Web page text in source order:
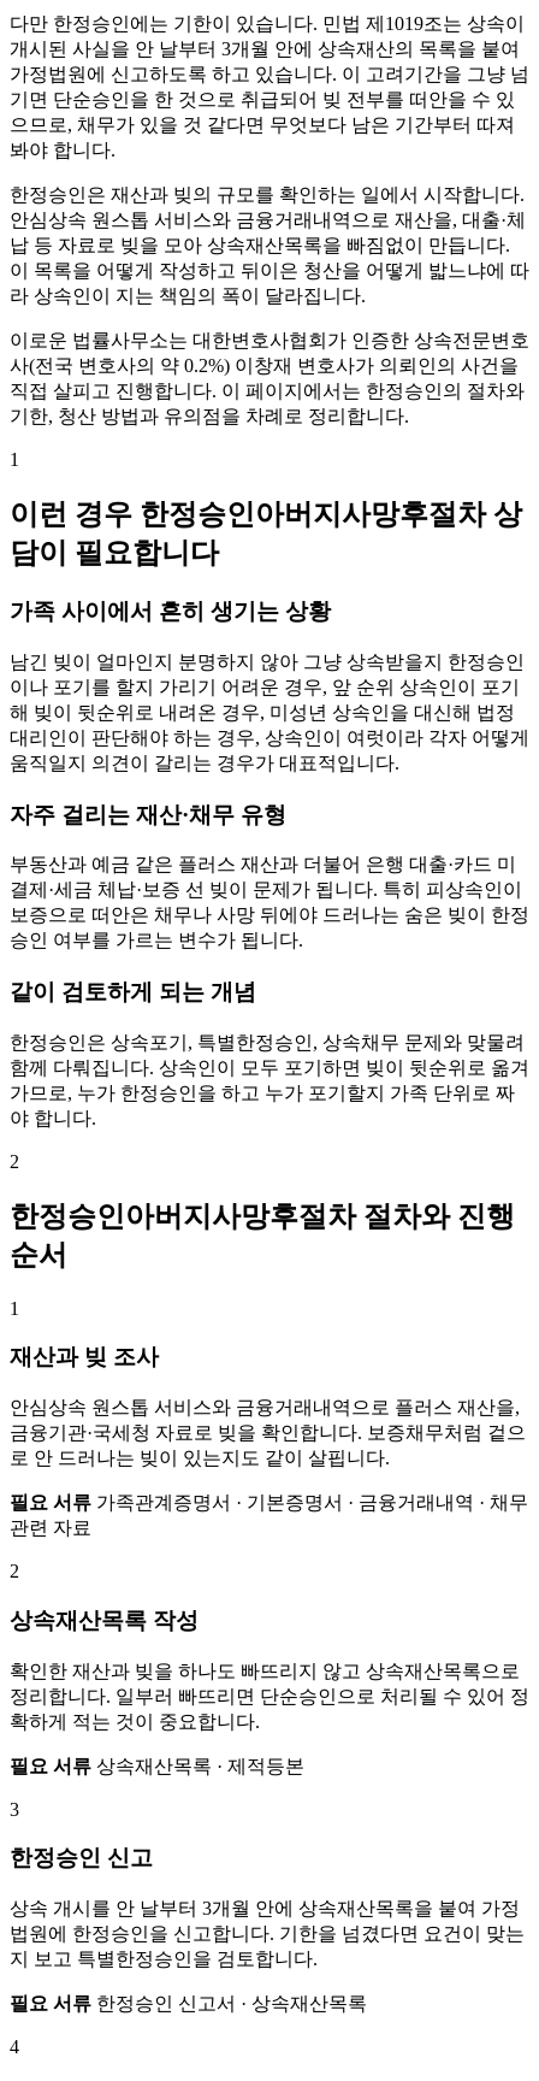
다만 한정승인에는 기한이 있습니다. 민법 제1019조는 상속이
개시된 사실을 안 날부터 3개월 안에 상속재산의 목록을 붙여
가정법원에 신고하도록 하고 있습니다. 이 고려기간을 그냥 넘
기면 단순승인을 한 것으로 취급되어 빚 전부를 떠안을 수 있
으므로, 채무가 있을 것 같다면 무엇보다 남은 기간부터 따져
봐야 합니다.
한정승인은 재산과 빚의 규모를 확인하는 일에서 시작합니다.
안심상속 원스톱 서비스와 금융거래내역으로 재산을, 대출·체
납 등 자료로 빚을 모아 상속재산목록을 빠짐없이 만듭니다.
이 목록을 어떻게 작성하고 뒤이은 청산을 어떻게 밟느냐에 따
라 상속인이 지는 책임의 폭이 달라집니다.
이로운 법률사무소는 대한변호사협회가 인증한 상속전문변호
사(전국 변호사의 약 0.2%) 이창재 변호사가 의뢰인의 사건을
직접 살피고 진행합니다. 이 페이지에서는 한정승인의 절차와
기한, 청산 방법과 유의점을 차례로 정리합니다.
1
이런 경우 한정승인아버지사망후절차 상
담이 필요합니다
가족 사이에서 흔히 생기는 상황
남긴 빚이 얼마인지 분명하지 않아 그냥 상속받을지 한정승인
이나 포기를 할지 가리기 어려운 경우, 앞 순위 상속인이 포기
해 빚이 뒷순위로 내려온 경우, 미성년 상속인을 대신해 법정
대리인이 판단해야 하는 경우, 상속인이 여럿이라 각자 어떻게
움직일지 의견이 갈리는 경우가 대표적입니다.
자주 걸리는 재산·채무 유형
부동산과 예금 같은 플러스 재산과 더불어 은행 대출·카드 미
결제·세금 체납·보증 선 빚이 문제가 됩니다. 특히 피상속인이
보증으로 떠안은 채무나 사망 뒤에야 드러나는 숨은 빚이 한정
승인 여부를 가르는 변수가 됩니다.
같이 검토하게 되는 개념
한정승인은 상속포기, 특별한정승인, 상속채무 문제와 맞물려
함께 다뤄집니다. 상속인이 모두 포기하면 빚이 뒷순위로 옮겨
가므로, 누가 한정승인을 하고 누가 포기할지 가족 단위로 짜
야 합니다.
2
한정승인아버지사망후절차 절차와 진행
순서
1
재산과 빚 조사
안심상속 원스톱 서비스와 금융거래내역으로 플러스 재산을,
금융기관·국세청 자료로 빚을 확인합니다. 보증채무처럼 겉으
로 안 드러나는 빚이 있는지도 같이 살핍니다.
필요 서류 가족관계증명서 · 기본증명서 · 금융거래내역 · 채무
관련 자료
2
상속재산목록 작성
확인한 재산과 빚을 하나도 빠뜨리지 않고 상속재산목록으로
정리합니다. 일부러 빠뜨리면 단순승인으로 처리될 수 있어 정
확하게 적는 것이 중요합니다.
필요 서류 상속재산목록 · 제적등본
3
한정승인 신고
상속 개시를 안 날부터 3개월 안에 상속재산목록을 붙여 가정
법원에 한정승인을 신고합니다. 기한을 넘겼다면 요건이 맞는
지 보고 특별한정승인을 검토합니다.
필요 서류 한정승인 신고서 · 상속재산목록
4